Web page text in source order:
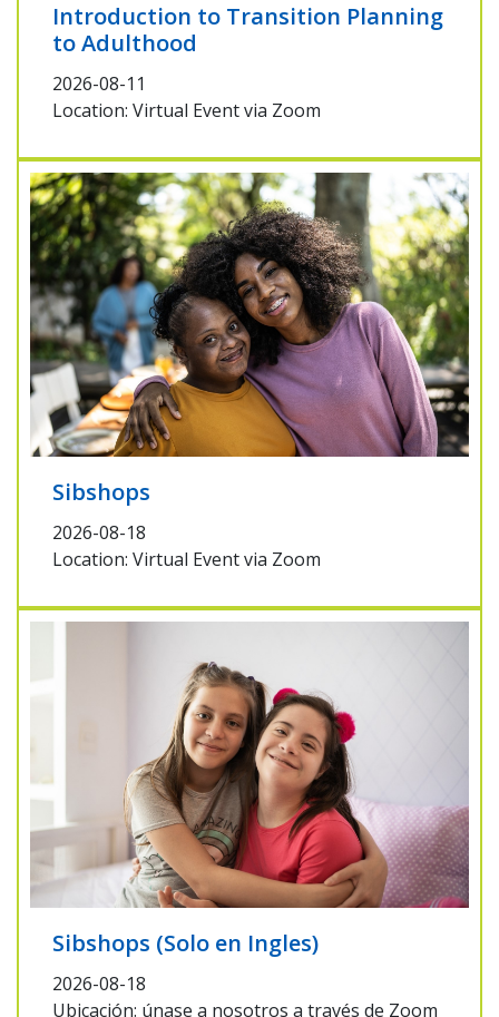
Introduction to Transition Planning
to Adulthood
2026-08-11
Location: Virtual Event via Zoom
Sibshops
2026-08-18
Location: Virtual Event via Zoom
Sibshops (Solo en Ingles)
2026-08-18
Ubicación: únase a nosotros a través de Zoom